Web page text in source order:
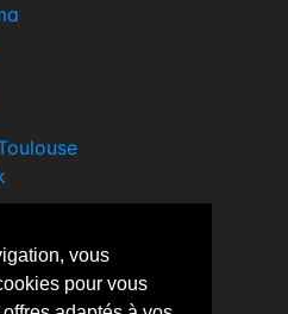
vous
pour vous